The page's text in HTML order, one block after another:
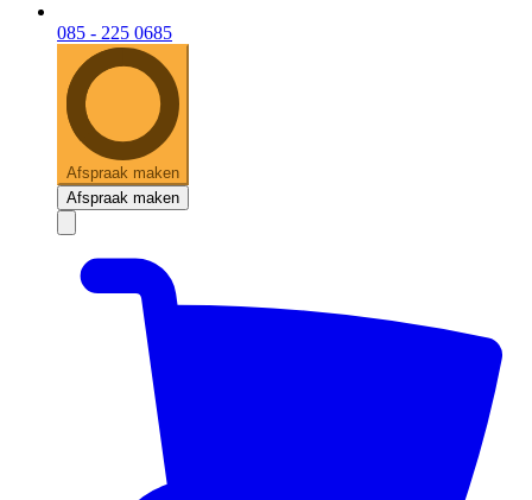
085 - 225 0685
Afspraak maken
Afspraak maken